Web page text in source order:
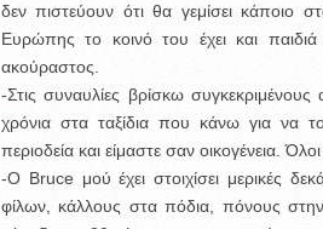
δεν πιστεύουν ότι θα γεμίσει κάποιο
Ευρώπης το κοινό του έχει και
ακούραστος.
-Στις συναυλίες βρίσκω
χρόνια στα ταξίδια που κάνω για να
περιοδεία και είμαστε σαν οικογένεια.
-Ο Bruce μού έχει στοιχίσει μερικές
φίλων, κάλλους στα πόδια, πόνους